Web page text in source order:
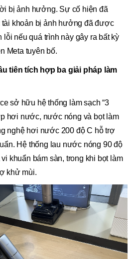
bị ảnh hưởng. Sự cố hiện đã
khoản bị ảnh hưởng đã được
lỗi nếu quá trình này gây ra bất kỳ
Meta tuyên bố.
tiên tích hợp ba giải pháp làm
sở hữu hệ thống làm sạch “3
hơi nước, nước nóng và bọt làm
nghệ hơi nước 200 độ C hỗ trợ
Hệ thống lau nước nóng 90 độ
khuẩn bám sàn, trong khi bọt làm
khử mùi.